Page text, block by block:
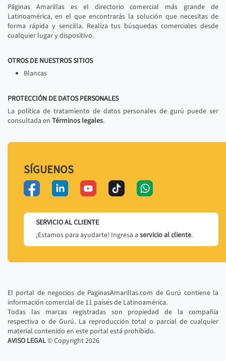
Páginas Amarillas es el directorio comercial más grande de
Latinoamérica, en el que encontrarás la solución que necesitas de
forma rápida y sencilla. Realiza tus búsquedas comerciales desde
cualquier lugar y dispositivo.
OTROS DE NUESTROS SITIOS
Blancas
PROTECCIÓN DE DATOS PERSONALES
La política de tratamiento de datos personales de gurú puede ser
consultada en Términos legales.
SÍGUENOS
SERVICIO AL CLIENTE
¡Estamos para ayudarte! Ingresa a servicio al cliente.
El portal de negocios de PaginasAmarillas.com de Gurú contiene la
información comercial de 11 países de Latinoamérica.
Todas las marcas registradas son propiedad de la compañía
respectiva o de Gurú. La reproducción total o parcial de cualquier
material contenido en este portal está prohibido.
AVISO LEGAL© Copyright2026